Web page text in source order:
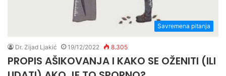
Savremena pitanja
Dr. Zijad Ljakić 19/12/2022 8.305
PROPIS AŠIKOVANJA I KAKO SE OŽENITI (ILI